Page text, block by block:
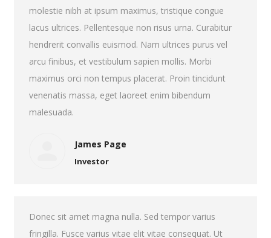
molestie nibh at ipsum maximus, tristique congue
lacus ultrices. Pellentesque non risus urna. Curabitur
hendrerit convallis euismod. Nam ultrices purus vel
arcu finibus, et vestibulum sapien mollis. Morbi
maximus orci non tempus placerat. Proin tincidunt
venenatis massa, eget laoreet enim bibendum
malesuada.
James Page
Investor
Donec sit amet magna nulla. Sed tempor varius
fringilla. Fusce varius vitae elit vitae consequat. Ut